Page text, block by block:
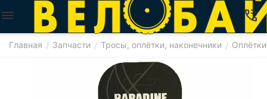
Главная / Запчасти / Тросы, оплётки, наконечники / Оплётки